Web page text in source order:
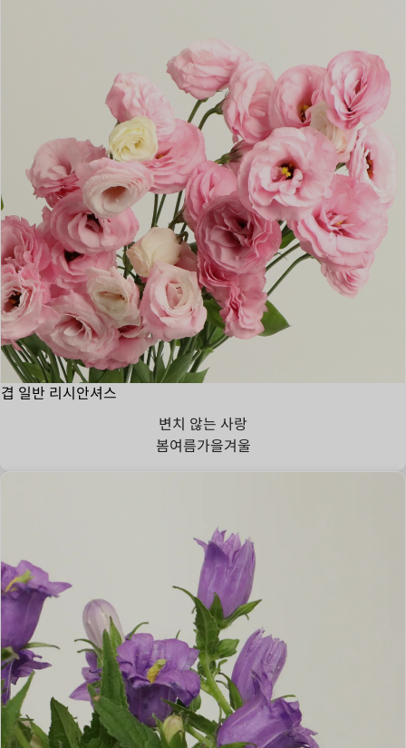
겹 일반 리시안셔스
변치 않는 사랑
봄여름가을겨울